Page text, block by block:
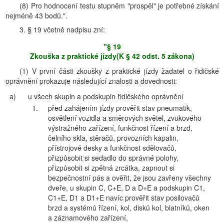
(8) Pro hodnocení testu stupněm "prospěl" je potřebné získání
nejméně 43 bodů.".
3. § 19 včetně nadpisu zní:
"§ 19
Zkouška z praktické jízdy(K § 42 odst. 5 zákona)
(1) V první části zkoušky z praktické jízdy žadatel o řidičské
oprávnění prokazuje následující znalosti a dovednosti:
a)
u všech skupin a podskupin řidičského oprávnění
1.
před zahájením jízdy prověřit stav pneumatik,
osvětlení vozidla a směrových světel, zvukového
výstražného zařízení, funkčnost řízení a brzd,
čelního skla, stěračů, provozních kapalin,
přístrojové desky a funkčnost sdělovačů,
přizpůsobit si sedadlo do správné polohy,
přizpůsobit si zpětná zrcátka, zapnout si
bezpečnostní pás a ověřit, že jsou zavřeny všechny
dveře, u skupin C, C+E, D a D+E a podskupin C1,
C1+E, D1 a D1+E navíc prověřit stav posilovačů
brzd a systémů řízení, kol, disků kol, blatníků, oken
a záznamového zařízení,